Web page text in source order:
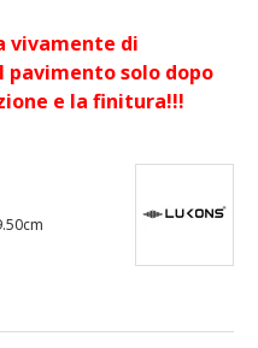
vivamente di
solo dopo
e la finitura!!!